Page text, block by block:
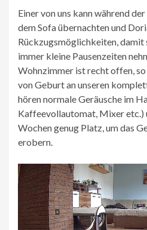
Einer von uns kann während
dem Sofa übernachten und
Rückzugsmöglichkeiten, damit
immer kleine Pausenzeiten
Wohnzimmer ist recht offen,
von Geburt an unseren
hören normale Geräusche im
Kaffeevollautomat, Mixer etc.)
Wochen genug Platz, um das
erobern.